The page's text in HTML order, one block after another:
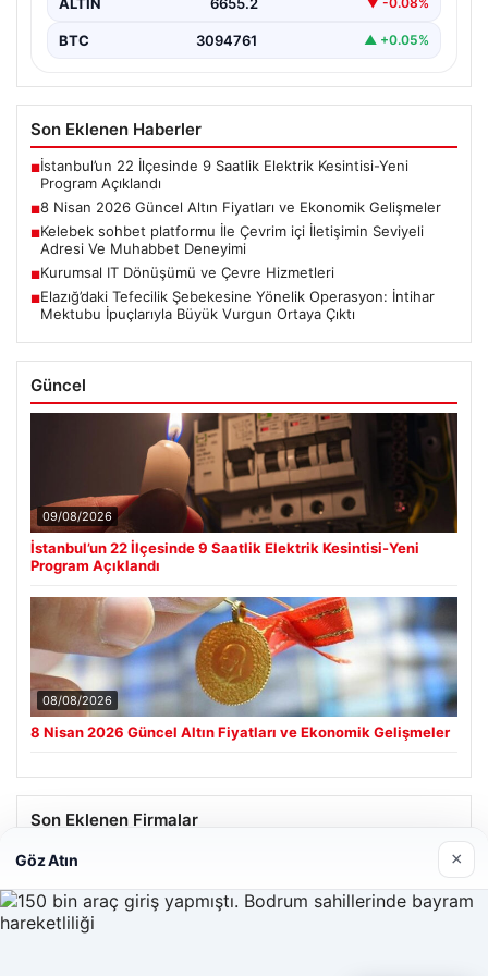
BTC 3094761 ▲ +0.05%
Son Eklenen Haberler
■İstanbul’un 22 İlçesinde 9 Saatlik Elektrik Kesintisi-Yeni
Program Açıklandı
■8 Nisan 2026 Güncel Altın Fiyatları ve Ekonomik Gelişmeler
■Kelebek sohbet platformu İle Çevrim içi İletişimin Seviyeli
Adresi Ve Muhabbet Deneyimi
■Kurumsal IT Dönüşümü ve Çevre Hizmetleri
■Elazığ’daki Tefecilik Şebekesine Yönelik Operasyon: İntihar
Mektubu İpuçlarıyla Büyük Vurgun Ortaya Çıktı
Güncel
09/08/2026
İstanbul’un 22 İlçesinde 9 Saatlik Elektrik Kesintisi-Yeni
Program Açıklandı
08/08/2026
8 Nisan 2026 Güncel Altın Fiyatları ve Ekonomik Gelişmeler
Son Eklenen Firmalar
Hastaş Beton
26/05/2026
Göz Atın ×